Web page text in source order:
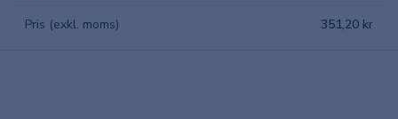
Pris (exkl. moms) 351,20 kr